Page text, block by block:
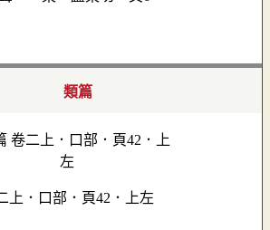
類篇
上．口部．頁42．上左